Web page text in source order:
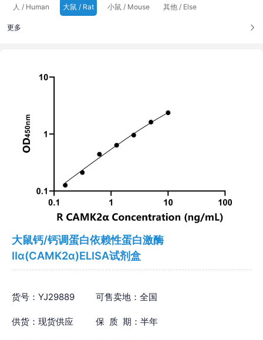
人 / Human
大鼠 / Rat 小鼠 / Mouse 其他 / Else
更多
大鼠钙/钙调蛋白依赖性蛋白激酶
Ⅱα(CAMK2α)ELISA试剂盒
货号：YJ29889 可售卖地：全国
供货：现货供应 保 质 期：半年